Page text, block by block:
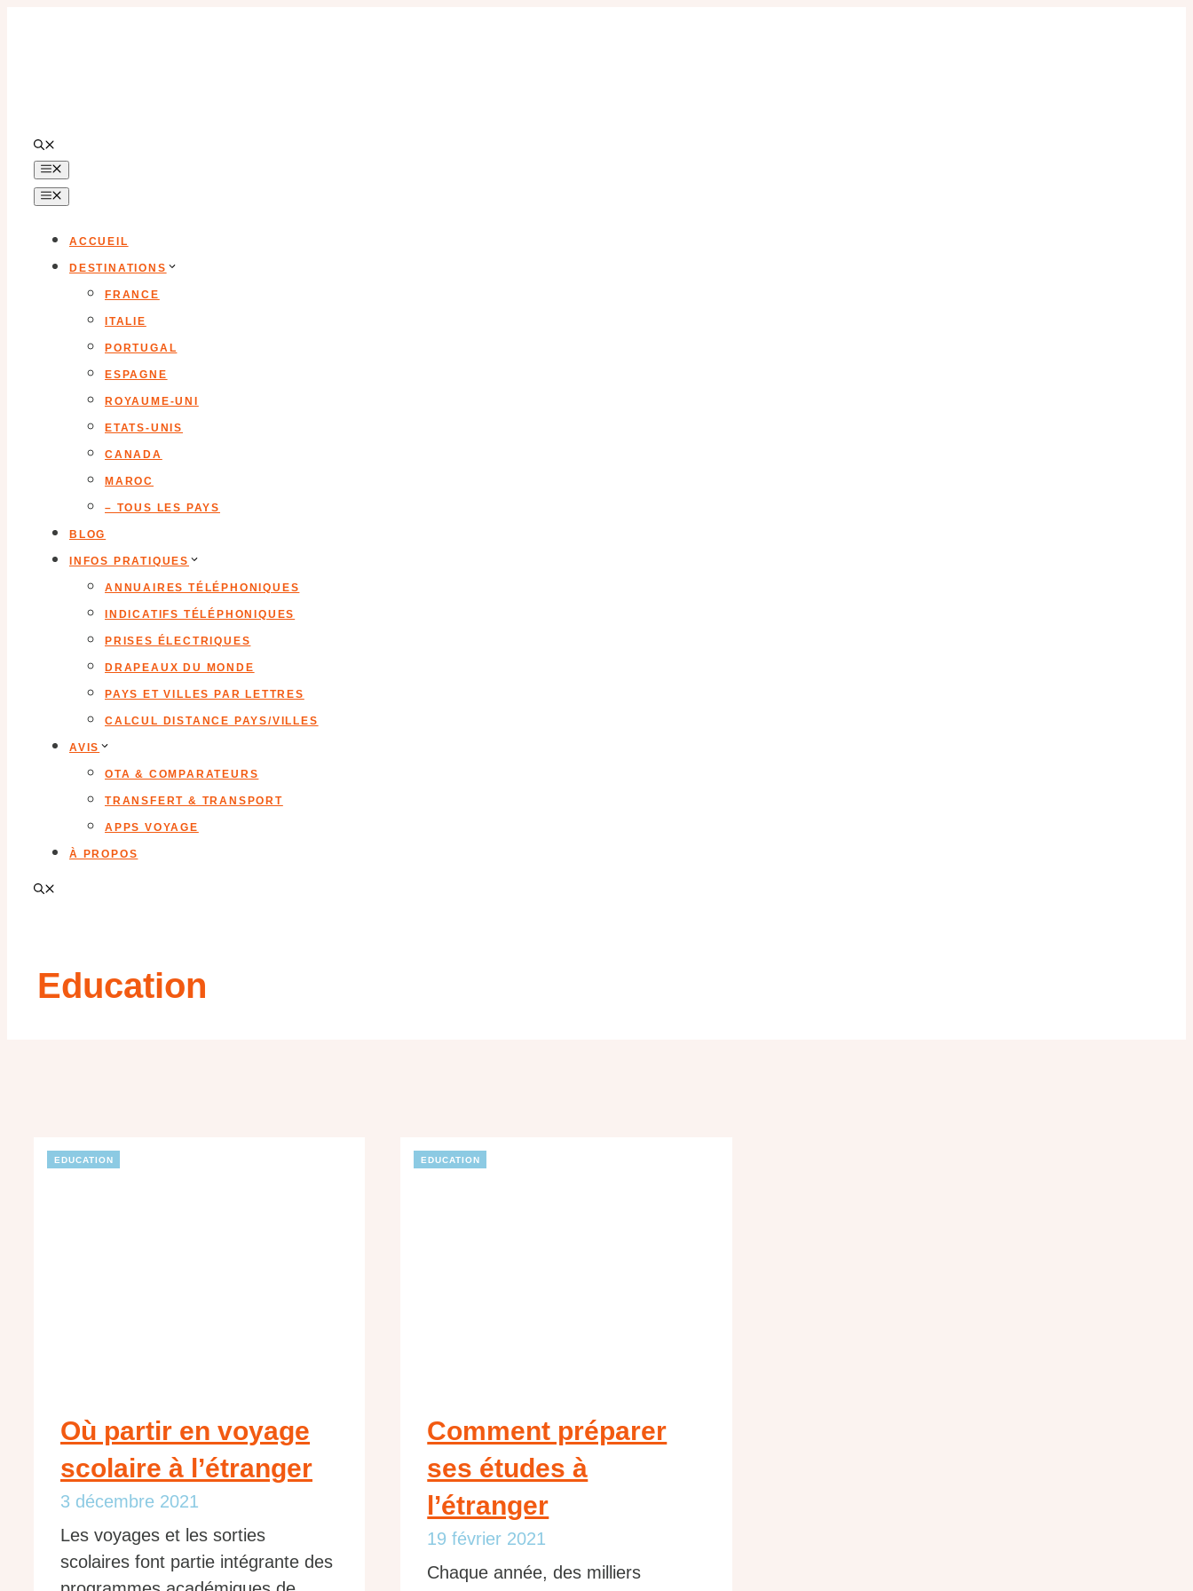
ACCUEIL
DESTINATIONS
FRANCE
ITALIE
PORTUGAL
ESPAGNE
ROYAUME-UNI
ETATS-UNIS
CANADA
MAROC
– TOUS LES PAYS
BLOG
INFOS PRATIQUES
ANNUAIRES TÉLÉPHONIQUES
INDICATIFS TÉLÉPHONIQUES
PRISES ÉLECTRIQUES
DRAPEAUX DU MONDE
PAYS ET VILLES PAR LETTRES
CALCUL DISTANCE PAYS/VILLES
AVIS
OTA & COMPARATEURS
TRANSFERT & TRANSPORT
APPS VOYAGE
À PROPOS
Education
EDUCATION
Où partir en voyage
scolaire à l’étranger
3 décembre 2021
Les voyages et les sorties
scolaires font partie intégrante des
EDUCATION
Comment préparer
ses études à
l’étranger
19 février 2021
Chaque année, des milliers